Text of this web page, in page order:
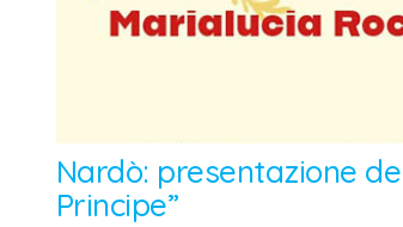
Nardò: presentazione
Principe”